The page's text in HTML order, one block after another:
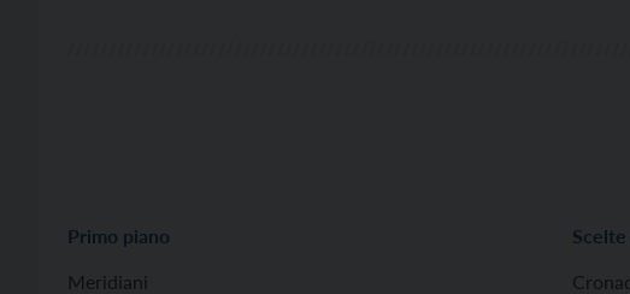
Primo piano
Meridiani